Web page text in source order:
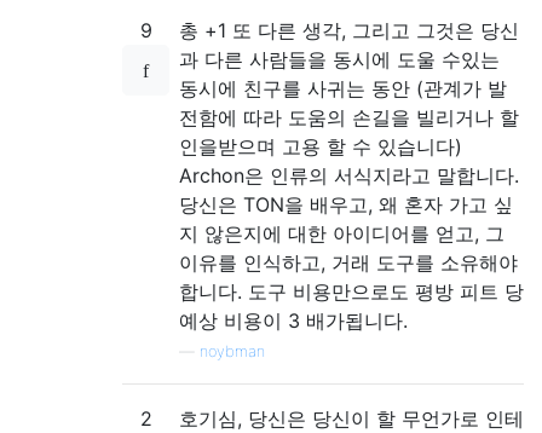
9
총 +1 또 다른 생각, 그리고 그것은 당신
과 다른 사람들을 동시에 도울 수있는
동시에 친구를 사귀는 동안 (관계가 발
전함에 따라 도움의 손길을 빌리거나 할
인을받으며 고용 할 수 있습니다)
Archon은 인류의 서식지라고 말합니다.
당신은 TON을 배우고, 왜 혼자 가고 싶
지 않은지에 대한 아이디어를 얻고, 그
이유를 인식하고, 거래 도구를 소유해야
합니다. 도구 비용만으로도 평방 피트 당
예상 비용이 3 배가됩니다.
noybman
2
호기심, 당신은 당신이 할 무언가로 인테